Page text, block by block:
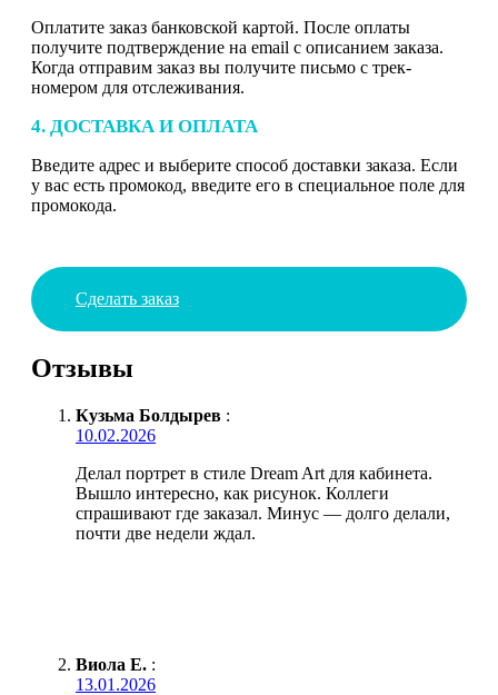
Оплатите заказ банковской картой. После оплаты
получите подтверждение на email с описанием заказа.
Когда отправим заказ вы получите письмо с трек-
номером для отслеживания.
4. ДОСТАВКА И ОПЛАТА
Введите адрес и выберите способ доставки заказа. Если
у вас есть промокод, введите его в специальное поле для
промокода.
Сделать заказ
Отзывы
Кузьма Болдырев :
10.02.2026
Делал портрет в стиле Dream Art для кабинета.
Вышло интересно, как рисунок. Коллеги
спрашивают где заказал. Минус — долго делали,
почти две недели ждал.
Виола Е. :
13.01.2026